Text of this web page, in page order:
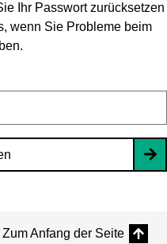
Ihr Passwort zurücksetzen
wenn Sie Probleme beim
Zum Anfang der Seite